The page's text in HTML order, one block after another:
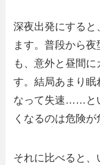
深夜出発にすると
ます。普段から
も、意外と昼間
す。結局あまり眠
なって失速……と
くなるのは危険が
それに比べると